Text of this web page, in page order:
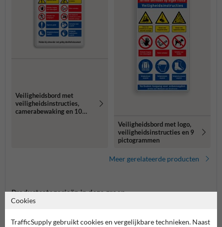
Veiligheidsbord met
veiligheidsinstructies,
camerabewaking en 10
Veiligheidsbord met logo,
veiligheidsinstructies en 9
pictogrammen
Meer gerelateerde producten
Productcategorieën in deze groep
Cookies
TrafficSupply gebruikt cookies en vergelijkbare technieken. Naast